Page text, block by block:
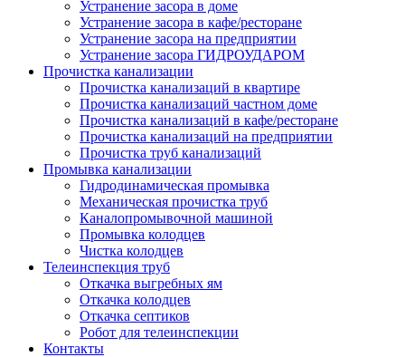
Устранение засора в доме
Устранение засора в кафе/ресторане
Устранение засора на предприятии
Устранение засора ГИДРОУДАРОМ
Прочистка канализации
Прочистка канализаций в квартире
Прочистка канализаций частном доме
Прочистка канализаций в кафе/ресторане
Прочистка канализаций на предприятии
Прочистка труб канализаций
Промывка канализации
Гидродинамическая промывка
Механическая прочистка труб
Каналопромывочной машиной
Промывка колодцев
Чистка колодцев
Телеинспекция труб
Откачка выгребных ям
Откачка колодцев
Откачка септиков
Робот для телеинспекции
Контакты